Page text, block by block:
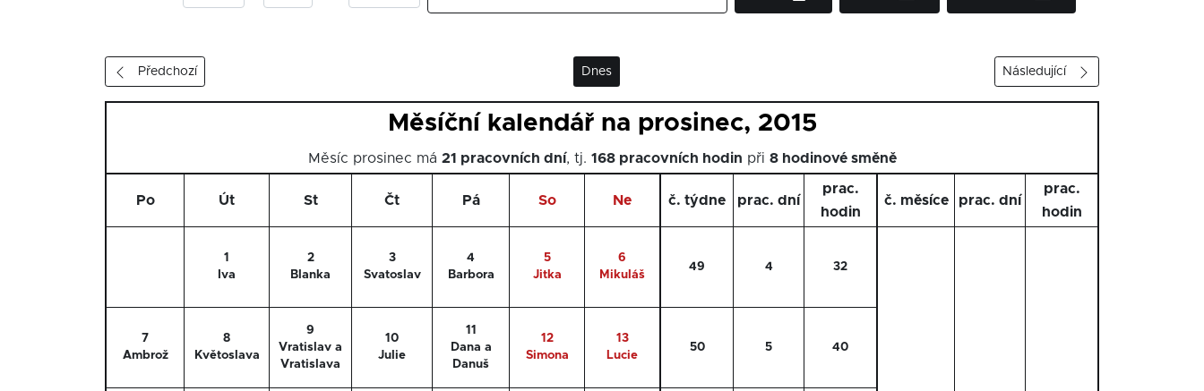
Předchozí Dnes Následující
Měsíční kalendář na prosinec, 2015
Měsíc prosinec má 21 pracovních dní, tj. 168 pracovních hodin při 8 hodinové směně
Po Út St Čt Pá So Ne č. týdne prac. dní
prac.
hodin
č. měsíce prac. dní
prac.
hodin
1
Iva
2
Blanka
3
Svatoslav
4
Barbora
5
Jitka
6
Mikuláš
49 4 32
7
Ambrož
8
Květoslava
9
Vratislav a
Vratislava
10
Julie
11
Dana a
Danuš
12
Simona
13
Lucie
50 5 40